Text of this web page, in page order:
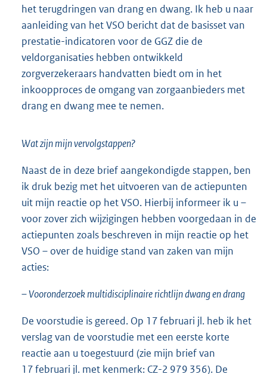
het terugdringen van drang en dwang. Ik heb u naar
aanleiding van het VSO bericht dat de basisset van
prestatie-indicatoren voor de GGZ die de
veldorganisaties hebben ontwikkeld
zorgverzekeraars handvatten biedt om in het
inkoopproces de omgang van zorgaanbieders met
drang en dwang mee te nemen.
Wat zijn mijn vervolgstappen?
Naast de in deze brief aangekondigde stappen, ben
ik druk bezig met het uitvoeren van de actiepunten
uit mijn reactie op het VSO. Hierbij informeer ik u –
voor zover zich wijzigingen hebben voorgedaan in de
actiepunten zoals beschreven in mijn reactie op het
VSO – over de huidige stand van zaken van mijn
acties:
– Vooronderzoek multidisciplinaire richtlijn dwang en drang
De voorstudie is gereed. Op 17 februari jl. heb ik het
verslag van de voorstudie met een eerste korte
reactie aan u toegestuurd (zie mijn brief van
17 februari jl. met kenmerk: CZ-2 979 356). De